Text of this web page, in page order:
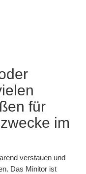
für
im
verstauen und
Das Minitor ist